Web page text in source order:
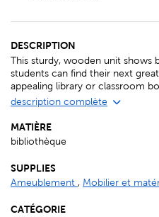
DESCRIPTION
This sturdy, wooden unit shows
students can find their next
appealing library or classroom
description complète
MATIÈRE
bibliothèque
SUPPLIES
Ameublement , Mobilier et
CATÉGORIE